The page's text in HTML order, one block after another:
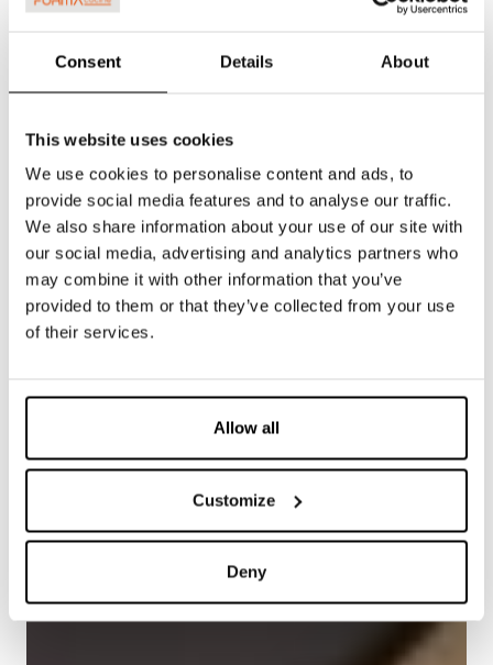
Consent Details About
This website uses cookies
We use cookies to personalise content and ads, to
provide social media features and to analyse our traffic.
We also share information about your use of our site with
our social media, advertising and analytics partners who
may combine it with other information that you’ve
provided to them or that they’ve collected from your use
of their services.
Allow all
Customize
Deny